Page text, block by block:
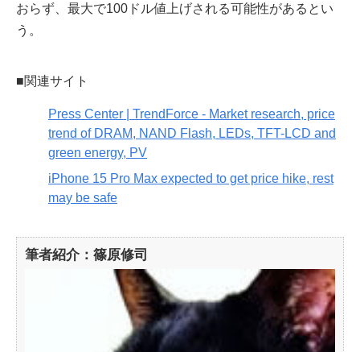
おらず、最大で100ドル値上げされる可能性があるとい
う。
■関連サイト
Press Center | TrendForce - Market research, price
trend of DRAM, NAND Flash, LEDs, TFT-LCD and
green energy, PV
iPhone 15 Pro Max expected to get price hike, rest
may be safe
筆者紹介：篠原修司